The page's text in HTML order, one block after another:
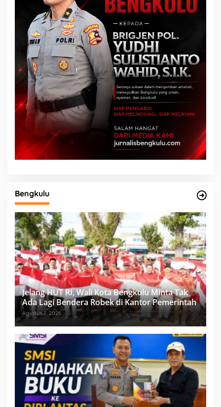
Bengkulu
Jelang HUT RI, Wali Kota Bengkulu Minta Tak
Ada Lagi Bendera Robek di Kantor Pemerintah
Agustus 7, 2026